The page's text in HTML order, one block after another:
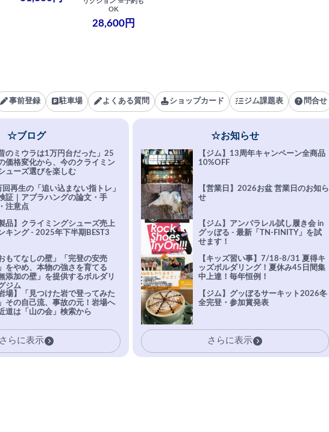
OK
28,600円
事前登録 駐車場 よくある質問 ショップカード ジム課題表 問合せ
☆ブログ
昔のミウラは1万円台だった」25
価格変化から、今のクライミン
ューズ選びを楽しむ
回再生の「追い込まない指トレ」
証｜アブラハングの論文・手
注意点
製品】クライミングシューズ売上
キング - 2025年下半期BEST3
おもてなしの壁」「完登の安売
をやめ、本物の強さを育てる
添加の壁」を提供するボルダリ
ジム
岩場】「見つけた岩で登ってみた
その自己流、事故の元！岩場へ
道は「山の会」検索から
さらに表示
☆お知らせ
【ジム】13周年キャンペーン全商品
10%OFF
【営業日】2026お盆 営業日のお知ら
せ
【ジム】アンパラレル試し履き会 in
グッぼる - 最新「TN-FINITY」を試
せます！
【キッズ習い事】7/18-8/31 夏得キ
ッズボルダリング！夏休み45日間集
中上達！毎年恒例！
【ジム】グッぼるサーキット2026冬
全完登・参加賞発表
さらに表示